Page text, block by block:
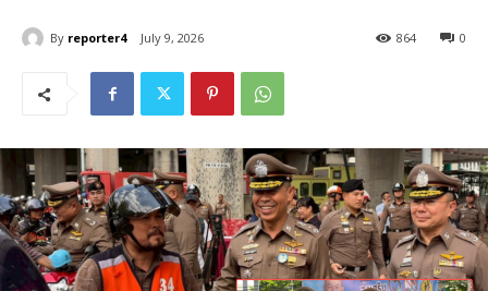
By reporter4 July 9, 2026 0
864